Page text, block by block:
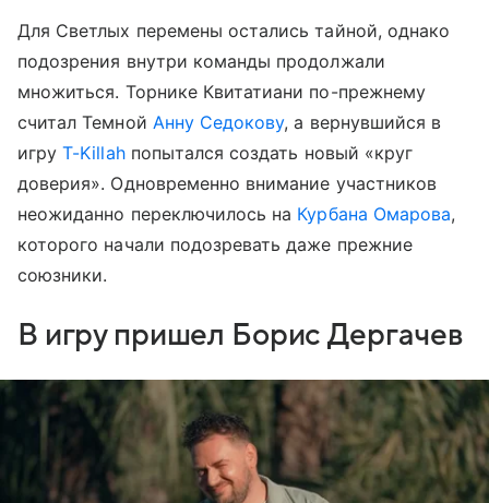
Для Светлых перемены остались тайной, однако
подозрения внутри команды продолжали
множиться. Торнике Квитатиани по-прежнему
считал Темной Анну Седокову, а вернувшийся в
игруT-Killahпопытался создать новый «круг
доверия». Одновременно внимание участников
неожиданно переключилось на Курбана Омарова,
которого начали подозревать даже прежние
союзники.
В игру пришел Борис Дергачев